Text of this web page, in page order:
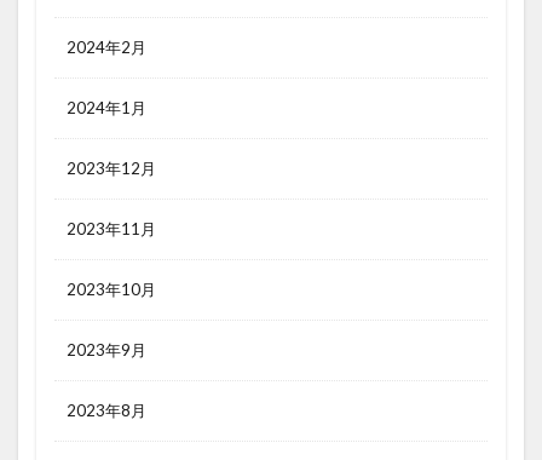
2024年2月
2024年1月
2023年12月
2023年11月
2023年10月
2023年9月
2023年8月